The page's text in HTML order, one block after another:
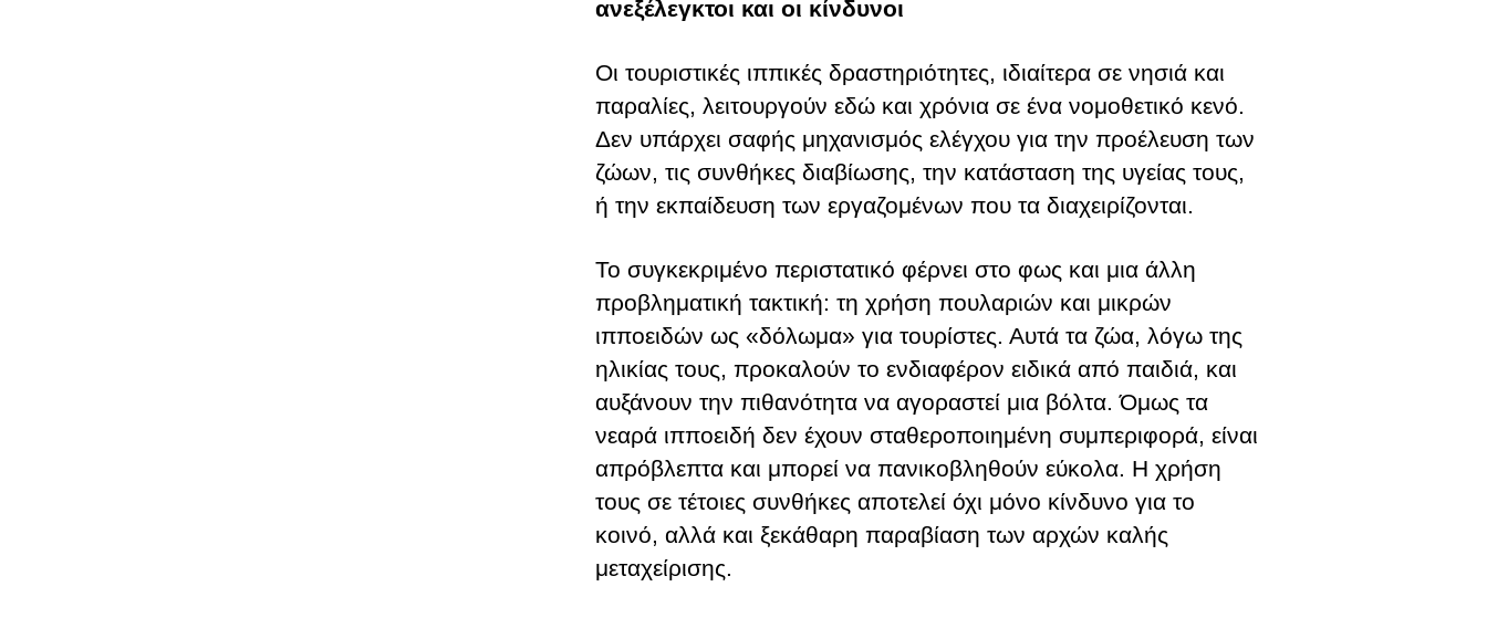
ανεξέλεγκτοι και οι κίνδυνοι
Οι τουριστικές ιππικές δραστηριότητες, ιδιαίτερα σε νησιά και
παραλίες, λειτουργούν εδώ και χρόνια σε ένα νομοθετικό κενό.
Δεν υπάρχει σαφής μηχανισμός ελέγχου για την προέλευση των
ζώων, τις συνθήκες διαβίωσης, την κατάσταση της υγείας τους,
ή την εκπαίδευση των εργαζομένων που τα διαχειρίζονται.
Το συγκεκριμένο περιστατικό φέρνει στο φως και μια άλλη
προβληματική τακτική: τη χρήση πουλαριών και μικρών
ιπποειδών ως «δόλωμα» για τουρίστες. Αυτά τα ζώα, λόγω της
ηλικίας τους, προκαλούν το ενδιαφέρον ειδικά από παιδιά, και
αυξάνουν την πιθανότητα να αγοραστεί μια βόλτα. Όμως τα
νεαρά ιπποειδή δεν έχουν σταθεροποιημένη συμπεριφορά, είναι
απρόβλεπτα και μπορεί να πανικοβληθούν εύκολα. Η χρήση
τους σε τέτοιες συνθήκες αποτελεί όχι μόνο κίνδυνο για το
κοινό, αλλά και ξεκάθαρη παραβίαση των αρχών καλής
μεταχείρισης.